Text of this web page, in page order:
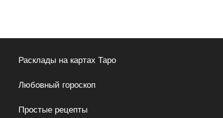
Расклады на картах Таро
Любовный гороскоп
Простые рецепты